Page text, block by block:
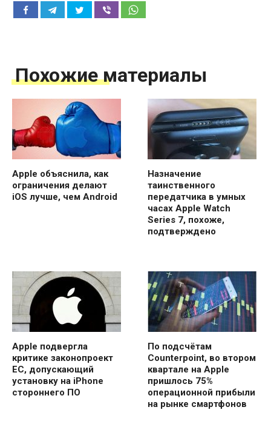
Похожие материалы
Apple объяснила, как
ограничения делают
iOS лучше, чем Android
Назначение
таинственного
передатчика в умных
часах Apple Watch
Series 7, похоже,
подтверждено
Apple подвергла
критике законопроект
ЕС, допускающий
установку на iPhone
стороннего ПО
По подсчётам
Counterpoint, во втором
квартале на Apple
пришлось 75%
операционной прибыли
на рынке смартфонов